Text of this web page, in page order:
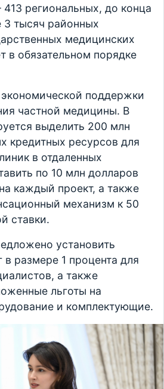
413 региональных, до конца
3 тысяч районных
медицинских
в обязательном порядке
поддержки
частной медицины. В
выделить 200 млн
кредитных ресурсов для
в отдаленных
по 10 млн долларов
каждый проект, а также
механизм к 50
ставки.
установить
в размере 1 процента для
а также
льготы на
и комплектующие.